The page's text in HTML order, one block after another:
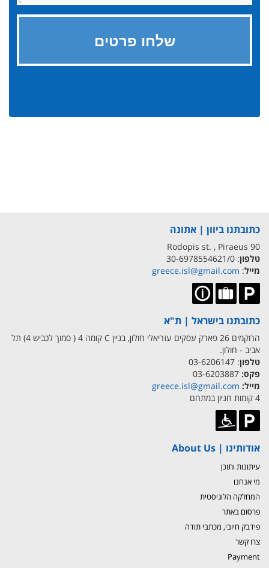
כתובתנו ביוון | אתונה
90 Rodopis st. , Piraeus
טלפון: 30-6978554621/0
מייל:
greece.isl@gmail.com
כתובתנו בישראל | ת"א
הרוקמים 26 פארק עסקים עזריאלי חולון, בניין C קומה 4 ( סמוך לכביש 4) תל
אביב - חולון.
טלפון: 03-6206147
פקס:
מייל: greece.isl@gmail.com
4 קומות חניון במתחם
אודותינו | About Us
עיתונות ותוכן
מי אנחנו
המחלקה הלוגיסטית
פרסום באתר
פידבק חיובי, מכתבי תודה
צרו קשר
Payment